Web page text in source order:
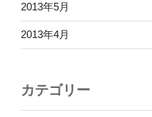
2013年5月
2013年4月
カテゴリー